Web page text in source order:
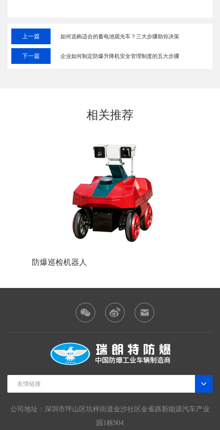
上一篇 如何选购适合的蓄电池观光车？三大步骤助你决策
下一篇 企业如何制定防爆升降机安全管理制度的五大步骤
相关推荐
友情链接
公司地址：深圳市坪山区坑梓街道金沙社区金雀路新能源汽车产业
园1栋904